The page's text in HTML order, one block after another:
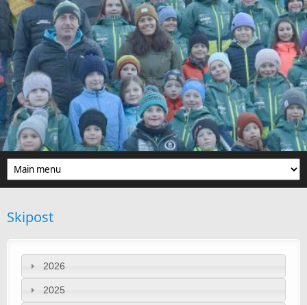
Direkt zum Inhalt
Skipost
2026
2025